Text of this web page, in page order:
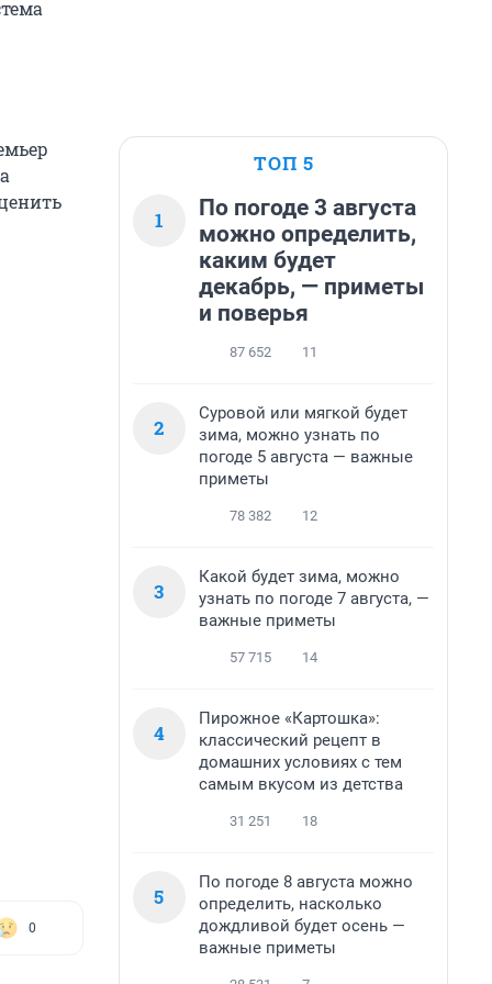
0
ТОП 5
1
По погоде 3 августа
можно определить,
каким будет
декабрь, — приметы
и поверья
87 652 11
2
Суровой или мягкой будет
зима, можно узнать по
погоде 5 августа — важные
приметы
78 382 12
3
Какой будет зима, можно
узнать по погоде 7 августа, —
важные приметы
57 715 14
4
Пирожное «Картошка»:
классический рецепт в
домашних условиях с тем
самым вкусом из детства
31 251 18
5
По погоде 8 августа можно
определить, насколько
дождливой будет осень —
важные приметы